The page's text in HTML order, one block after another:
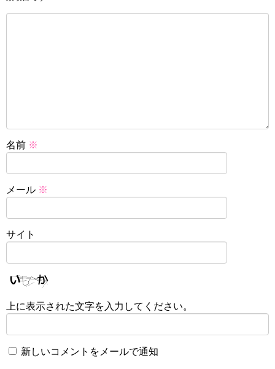
名前 ※
メール ※
サイト
上に表示された文字を入力してください。
新しいコメントをメールで通知